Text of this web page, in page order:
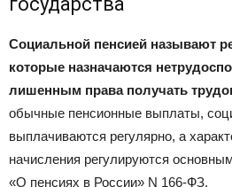
Социальной пенсией называют
которые назначаются
лишенным права получать
обычные пенсионные выплаты,
выплачиваются регулярно, а
начисления регулируются
«О пенсиях в России» N 166-ФЗ.